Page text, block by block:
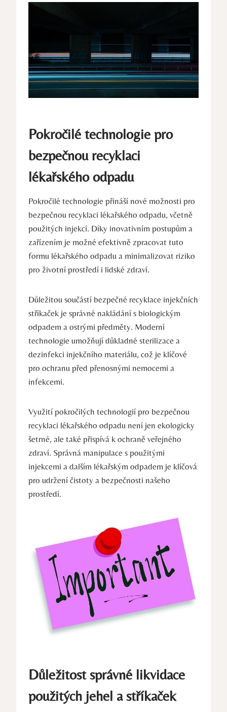
Pokročilé technologie pro
bezpečnou recyklaci
lékařského odpadu
Pokročilé technologie přináší nové možnosti pro
bezpečnou recyklaci lékařského odpadu, včetně
použitých injekcí. Díky inovativním postupům a
zařízením je možné efektivně zpracovat tuto
formu lékařského odpadu a minimalizovat riziko
pro životní prostředí i lidské zdraví.
Důležitou součástí bezpečné recyklace injekčních
stříkaček je správné nakládání s biologickým
odpadem a ostrými předměty. Moderní
technologie umožňují důkladné sterilizace a
dezinfekci injekčního materiálu, což je klíčové
pro ochranu před přenosnými nemocemi a
infekcemi.
Využití pokročilých technologií pro bezpečnou
recyklaci lékařského odpadu není jen ekologicky
šetrné, ale také přispívá k ochraně veřejného
zdraví. Správná manipulace s použitými
injekcemi a dalším lékařským odpadem je klíčová
pro udržení čistoty a bezpečnosti našeho
prostředí.
Důležitost správné likvidace
použitých jehel a stříkaček